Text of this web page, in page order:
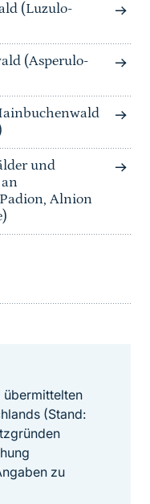
(Luzulo-
(Asperulo-
und
Alnion
übermittelten
(Stand:
zu